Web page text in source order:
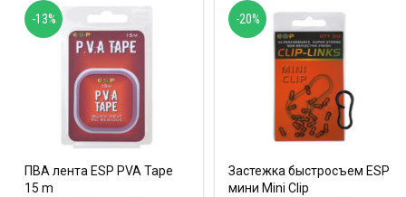
ПВА лента ESP PVA Tape
15 m
-13%
Застежка быстросъем ESP
мини Mini Clip
-20%